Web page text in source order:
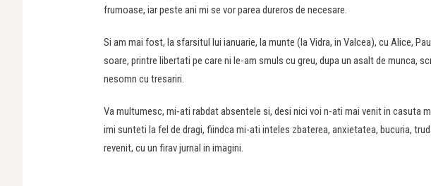
frumoase, iar peste ani mi se vor parea dureros de necesare.
Si am mai fost, la sfarsitul lui ianuarie, la munte (la Vidra, in Valcea), cu Alice,
soare, printre libertati pe care ni le-am smuls cu greu, dupa un asalt de munca,
nesomn cu tresariri.
Va multumesc, mi-ati rabdat absentele si, desi nici voi n-ati mai venit in casuta
imi sunteti la fel de dragi, fiindca mi-ati inteles zbaterea, anxietatea, bucuria,
revenit, cu un firav jurnal in imagini.